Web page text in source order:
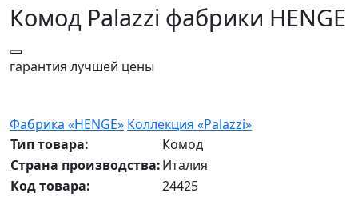
Комод Palazzi фабрики HENGE
гарантия лучшей цены
Фабрика «HENGE» Коллекция «Palazzi»
Тип товара:
Комод
Страна производства:Италия
Код товара:
24425